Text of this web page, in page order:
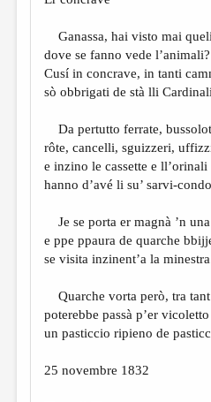
ТРЕДИАКОВСКИЙ
МЕДИА
ВКОНТАКТЕ
Ganassa, hai visto mai
dove se fanno vede l’animali?
Cusí in concrave, in tanti
sò obbrigati de stà lli
Da pertutto ferrate,
rôte, cancelli, sguizzeri,
e inzino le cassette e ll’orinali
hanno d’avé li su’ sarvi-
Je se porta er magnà ’n una
e ppe ppaura de quarche
se visita inzinent’a la
Quarche vorta però, tra
poterebbe passà p’er vicoletto
un pasticcio ripieno de
25 novembre 1832